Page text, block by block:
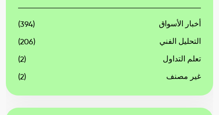
أخبار الأسواق (394)
التحليل الفني (206)
تعلم التداول (2)
غير مصنف (2)